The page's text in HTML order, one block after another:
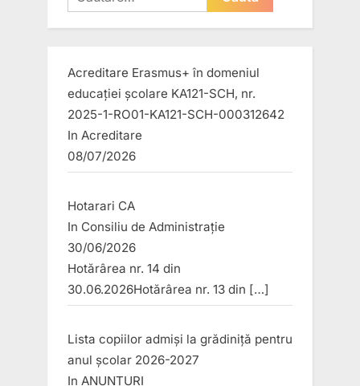
după:
Acreditare Erasmus+ în domeniul
educației școlare KA121-SCH, nr.
2025-1-RO01-KA121-SCH-000312642
In Acreditare
08/07/2026
Hotarari CA
In Consiliu de Administrație
30/06/2026
Hotărârea nr. 14 din
30.06.2026Hotărârea nr. 13 din […]
Lista copiilor admiși la grădiniță pentru
anul școlar 2026-2027
In ANUNȚURI